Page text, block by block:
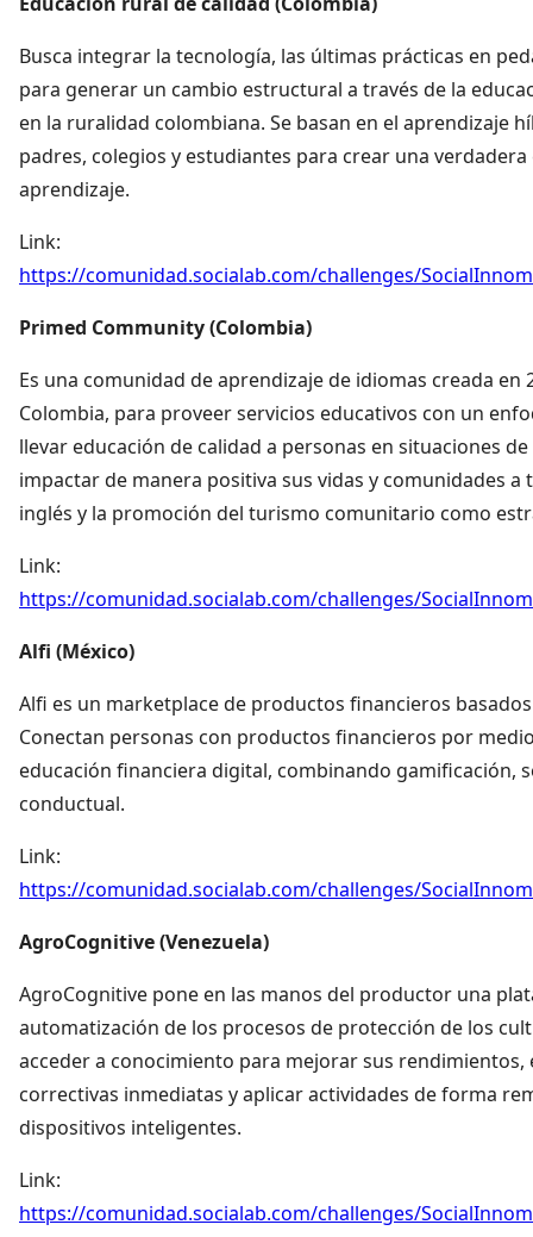
Busca integrar la tecnología, las últimas prácticas en
para generar un cambio estructural a través de la
en la ruralidad colombiana. Se basan en el aprendizaje
padres, colegios y estudiantes para crear una
aprendizaje.
Link:
https://comunidad.socialab.com/challenges/
Primed Community (Colombia)
Es una comunidad de aprendizaje de idiomas creada en
Colombia, para proveer servicios educativos con un
llevar educación de calidad a personas en situaciones
impactar de manera positiva sus vidas y comunidades a
inglés y la promoción del turismo comunitario como
Link:
https://comunidad.socialab.com/challenges/
Alfi (México)
Alfi es un marketplace de productos financieros
Conectan personas con productos financieros por
educación financiera digital, combinando gamificación,
conductual.
Link:
https://comunidad.socialab.com/challenges/
AgroCognitive (Venezuela)
AgroCognitive pone en las manos del productor una
automatización de los procesos de protección de los
acceder a conocimiento para mejorar sus rendimientos,
correctivas inmediatas y aplicar actividades de forma
dispositivos inteligentes.
Link:
https://comunidad.socialab.com/challenges/